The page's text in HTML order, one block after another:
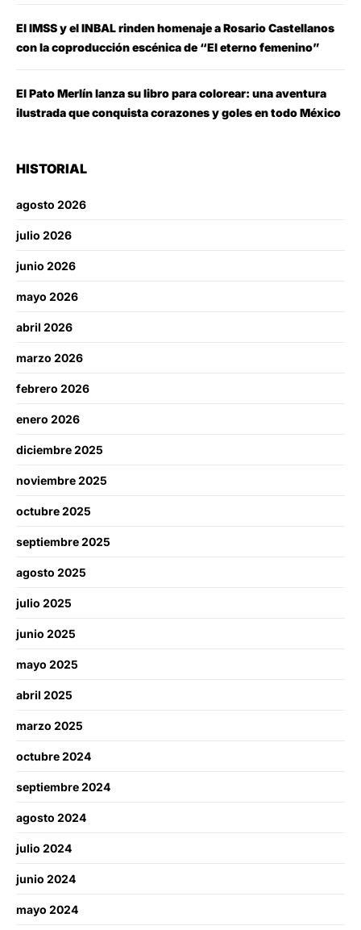
El IMSS y el INBAL rinden homenaje a Rosario Castellanos
con la coproducción escénica de “El eterno femenino”
El Pato Merlín lanza su libro para colorear: una aventura
ilustrada que conquista corazones y goles en todo México
HISTORIAL
agosto 2026
julio 2026
junio 2026
mayo 2026
abril 2026
marzo 2026
febrero 2026
enero 2026
diciembre 2025
noviembre 2025
octubre 2025
septiembre 2025
agosto 2025
julio 2025
junio 2025
mayo 2025
abril 2025
marzo 2025
octubre 2024
septiembre 2024
agosto 2024
julio 2024
junio 2024
mayo 2024